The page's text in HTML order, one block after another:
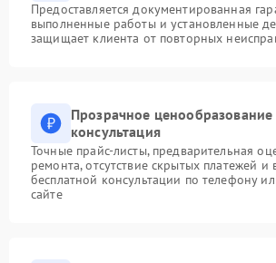
Предоставляется документированная
выполненные работы и установленные
защищает клиента от повторных
Прозрачное ценообразование
консультация
Точные прайс-листы, предварительная
ремонта, отсутствие скрытых платежей и
бесплатной консультации по телефону
сайте